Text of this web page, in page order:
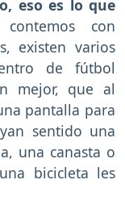
eso es lo que
con
existen varios
de fútbol
mejor, que al
pantalla para
sentido una
una canasta o
bicicleta les